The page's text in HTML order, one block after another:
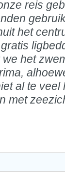
reis
het
het
al te
met